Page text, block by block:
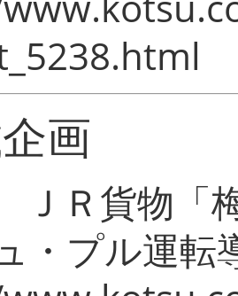
画
Ｒ貨物「
・プル運転